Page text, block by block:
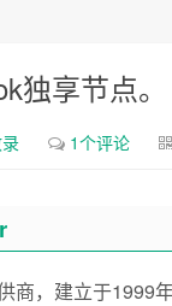
享节点。
1个评论
，建立于1999